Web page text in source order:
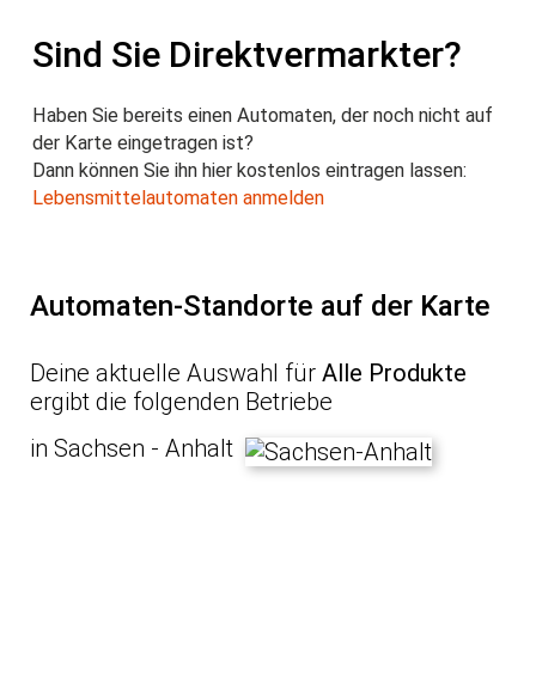
Automaten-Standorte auf der Karte
Deine aktuelle Auswahl für Alle Produkte
ergibt die folgenden Betriebe
in Sachsen - Anhalt
Sind Sie Direktvermarkter?
Haben Sie bereits einen Automaten, der noch nicht auf
der Karte eingetragen ist?
Dann können Sie ihn hier kostenlos eintragen lassen:
Lebensmittelautomaten anmelden